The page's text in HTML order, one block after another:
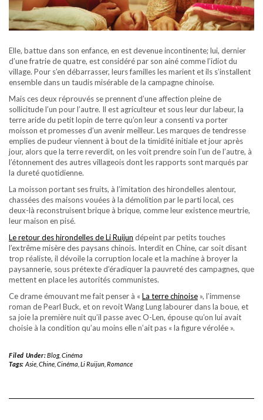
Elle, battue dans son enfance, en est devenue incontinente; lui, dernier
d’une fratrie de quatre, est considéré par son ainé comme l’idiot du
village. Pour s’en débarrasser, leurs familles les marient et ils s’installent
ensemble dans un taudis misérable de la campagne chinoise.
Mais ces deux réprouvés se prennent d’une affection pleine de
sollicitude l’un pour l’autre. Il est agriculteur et sous leur dur labeur, la
terre aride du petit lopin de terre qu’on leur a consenti va porter
moisson et promesses d’un avenir meilleur. Les marques de tendresse
emplies de pudeur viennent à bout de la timidité initiale et jour après
jour, alors que la terre reverdit, on les voit prendre soin l’un de l’autre, à
l’étonnement des autres villageois dont les rapports sont marqués par
la dureté quotidienne.
La moisson portant ses fruits, à l’imitation des hirondelles alentour,
chassées des maisons vouées à la démolition par le parti local, ces
deux-là reconstruisent brique à brique, comme leur existence meurtrie,
leur maison en pisé.
Le retour des hirondelles de Li Ruijun dépeint par petits touches
l’extrême misère des paysans chinois. Interdit en Chine, car soit disant
trop réaliste, il dévoile la corruption locale et la machine à broyer la
paysannerie, sous prétexte d’éradiquer la pauvreté des campagnes, que
mettent en place les autorités communistes.
Ce drame émouvant me fait penser à « La terre chinoise », l’immense
roman de Pearl Buck, et on revoit Wang Lung labourer dans la boue, et
sa joie la première nuit qu’il passe avec O-Len, épouse qu’on lui avait
choisie à la condition qu’au moins elle n’ait pas « la figure vérolée ».
Filed Under:Blog, Cinéma
Tags: Asie, Chine, Cinéma Li Ruijun, Romance